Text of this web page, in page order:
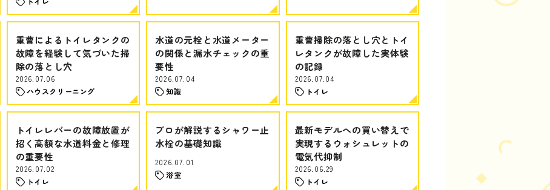
重曹によるトイレタンクの
故障を経験して気づいた掃
除の落とし穴
2026.07.06
ハウスクリーニング
水道の元栓と水道メーター
の関係と漏水チェックの重
要性
2026.07.04
知識
重曹掃除の落とし穴とトイ
レタンクが故障した実体験
の記録
2026.07.04
トイレ
トイレレバーの故障放置が
招く高額な水道料金と修理
の重要性
2026.07.02
トイレ
プロが解説するシャワー止
水栓の基礎知識
2026.07.01
浴室
最新モデルへの買い替えで
実現するウォシュレットの
電気代抑制
2026.06.29
トイレ